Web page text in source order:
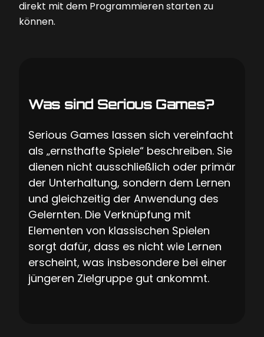
direkt mit dem Programmieren starten zu
können.
Was sind Serious Games?
Serious Games lassen sich vereinfacht
als „ernsthafte Spiele“ beschreiben. Sie
dienen nicht ausschließlich oder primär
der Unterhaltung, sondern dem Lernen
und gleichzeitig der Anwendung des
Gelernten. Die Verknüpfung mit
Elementen von klassischen Spielen
sorgt dafür, dass es nicht wie Lernen
erscheint, was insbesondere bei einer
jüngeren Zielgruppe gut ankommt.